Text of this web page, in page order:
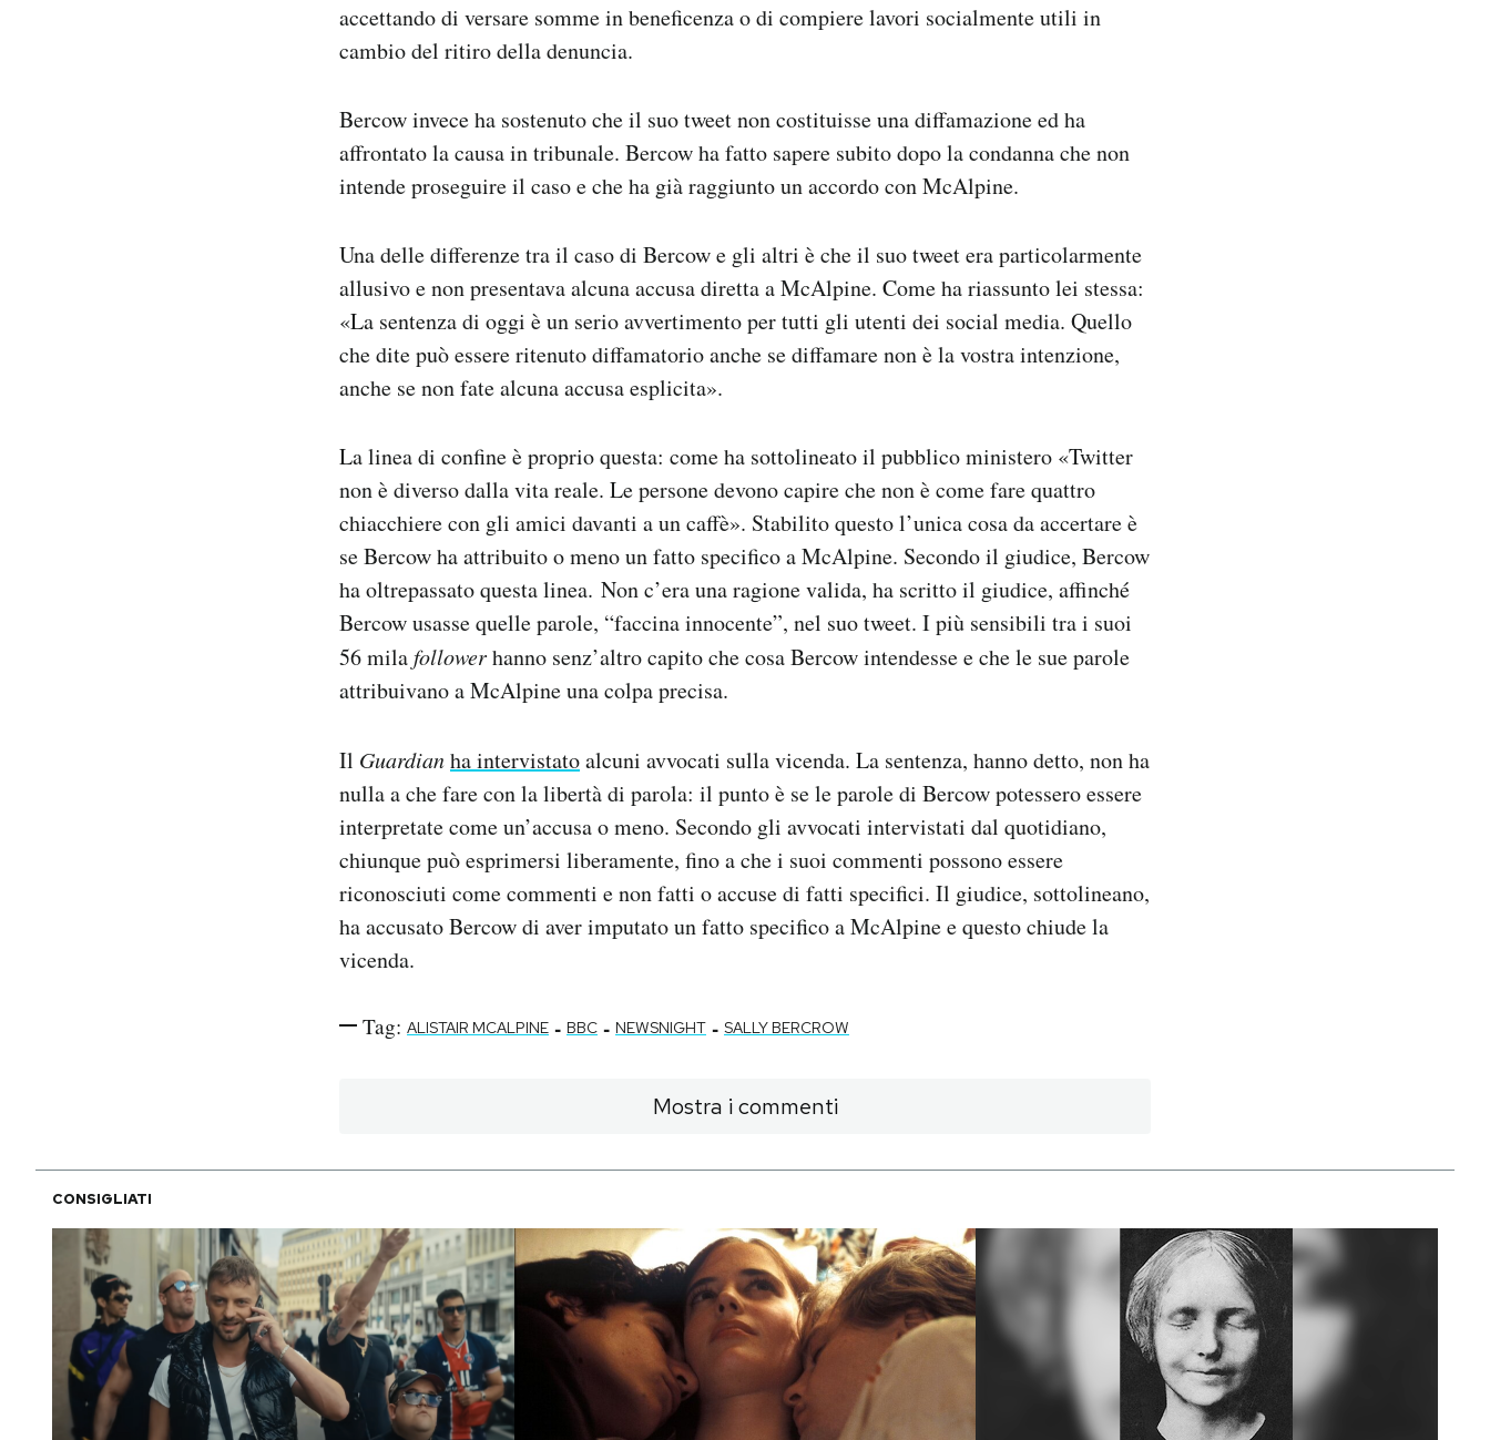
accettando di versare somme in beneficenza o di compiere lavori socialmente utili in
cambio del ritiro della denuncia.
Bercow invece ha sostenuto che il suo tweet non costituisse una diffamazione ed ha
affrontato la causa in tribunale. Bercow ha fatto sapere subito dopo la condanna che non
intende proseguire il caso e che ha già raggiunto un accordo con McAlpine.
Una delle differenze tra il caso di Bercow e gli altri è che il suo tweet era particolarmente
allusivo e non presentava alcuna accusa diretta a McAlpine. Come ha riassunto lei stessa:
«La sentenza di oggi è un serio avvertimento per tutti gli utenti dei social media. Quello
che dite può essere ritenuto diffamatorio anche se diffamare non è la vostra intenzione,
anche se non fate alcuna accusa esplicita».
La linea di confine è proprio questa: come ha sottolineato il pubblico ministero «Twitter
non è diverso dalla vita reale. Le persone devono capire che non è come fare quattro
chiacchiere con gli amici davanti a un caffè». Stabilito questo l’unica cosa da accertare è
se Bercow ha attribuito o meno un fatto specifico a McAlpine. Secondo il giudice, Bercow
ha oltrepassato questa linea. Non c’era una ragione valida, ha scritto il giudice, affinché
Bercow usasse quelle parole, “faccina innocente”, nel suo tweet. I più sensibili tra i suoi
56 milafollowerhanno senz’altro capito che cosa Bercow intendesse e che le sue parole
attribuivano a McAlpine una colpa precisa.
Il Guardianha intervistatoalcuni avvocati sulla vicenda. La sentenza, hanno detto, non ha
nulla a che fare con la libertà di parola: il punto è se le parole di Bercow potessero essere
interpretate come un’accusa o meno. Secondo gli avvocati intervistati dal quotidiano,
chiunque può esprimersi liberamente, fino a che i suoi commenti possono essere
riconosciuti come commenti e non fatti o accuse di fatti specifici. Il giudice, sottolineano,
ha accusato Bercow di aver imputato un fatto specifico a McAlpine e questo chiude la
vicenda.
Tag: ALISTAIR MCALPINE - BBC - NEWSNIGHT - SALLY BERCROW
Mostra i commenti
CONSIGLIATI